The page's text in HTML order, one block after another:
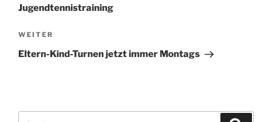
Jugendtennistraining
Nächster
Beitrag
WEITER
Eltern-Kind-Turnen jetzt immer Montags